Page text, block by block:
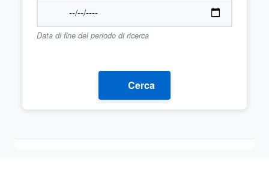
Data di fine del periodo di ricerca
Cerca